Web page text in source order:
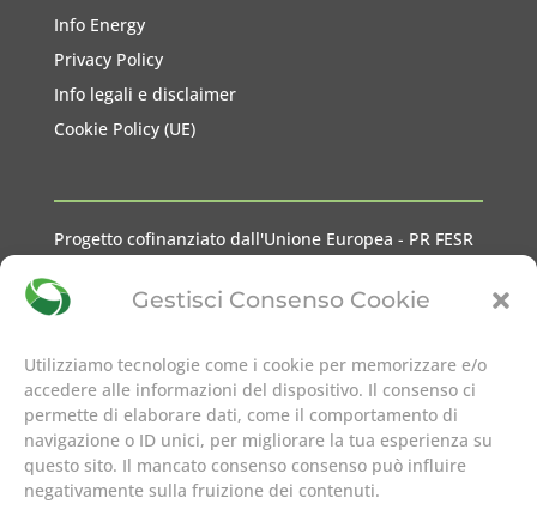
Gestisci Consenso Cookie
Utilizziamo tecnologie come i cookie per memorizzare e/o
accedere alle informazioni del dispositivo. Il consenso ci
permette di elaborare dati, come il comportamento di
navigazione o ID unici, per migliorare la tua esperienza su
questo sito. Il mancato consenso consenso può influire
negativamente sulla fruizione dei contenuti.
Info Energy
Privacy Policy
Info legali e disclaimer
Cookie Policy (UE)
Progetto cofinanziato dall'Unione Europea - PR FESR
seguici su